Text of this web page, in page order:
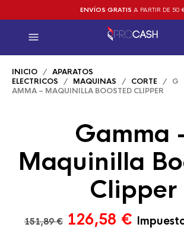
ENVÍOS GRATIS A PARTIR DE 50
INICIO / APARATOS
ELECTRICOS / MAQUINAS / CORTE / G
AMMA – MAQUINILLA BOOSTED CLIPPER
Gamma
Maquinilla
Clipper
151,89€ El
126,58 € El
precio